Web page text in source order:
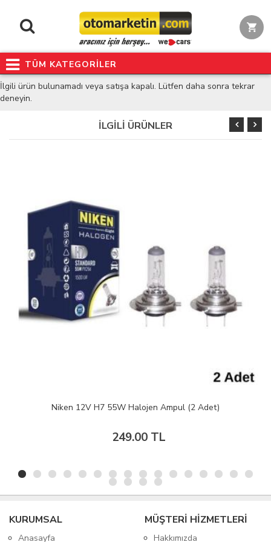
TÜM KATEGORİLER
İlgili ürün bulunamadı veya satışa kapalı. Lütfen daha sonra tekrar
deneyin.
İLGİLİ ÜRÜNLER
Niken 12V H7 55W Halojen Ampul (2 Adet)
249.00 TL
KURUMSAL
Anasayfa
MÜŞTERİ HİZMETLERİ
Hakkımızda